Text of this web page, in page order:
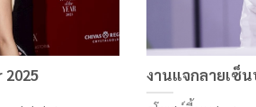
2025 งานแจกลายเซ็